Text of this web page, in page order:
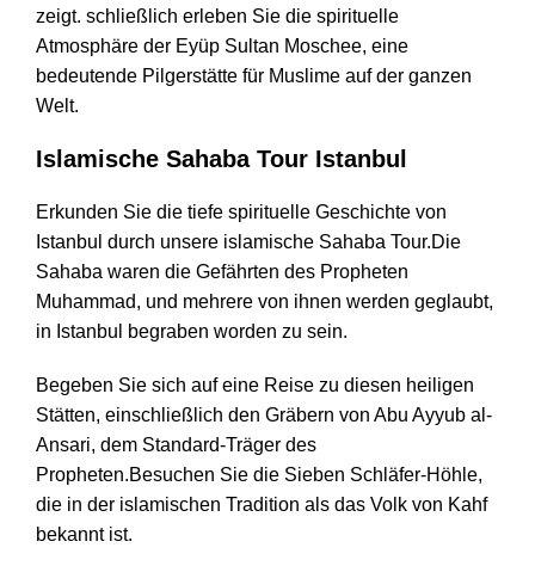
zeigt. schließlich erleben Sie die spirituelle
Atmosphäre der Eyüp Sultan Moschee, eine
bedeutende Pilgerstätte für Muslime auf der ganzen
Welt.
Islamische Sahaba Tour Istanbul
Erkunden Sie die tiefe spirituelle Geschichte von
Istanbul durch unsere islamische Sahaba Tour.Die
Sahaba waren die Gefährten des Propheten
Muhammad, und mehrere von ihnen werden geglaubt,
in Istanbul begraben worden zu sein.
Begeben Sie sich auf eine Reise zu diesen heiligen
Stätten, einschließlich den Gräbern von Abu Ayyub al-
Ansari, dem Standard-Träger des
Propheten.Besuchen Sie die Sieben Schläfer-Höhle,
die in der islamischen Tradition als das Volk von Kahf
bekannt ist.